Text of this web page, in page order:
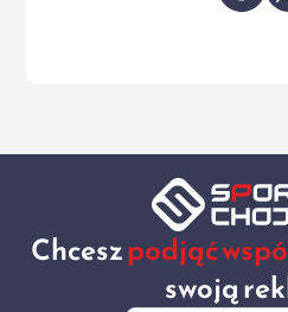
Chceszpodjąć
swoją